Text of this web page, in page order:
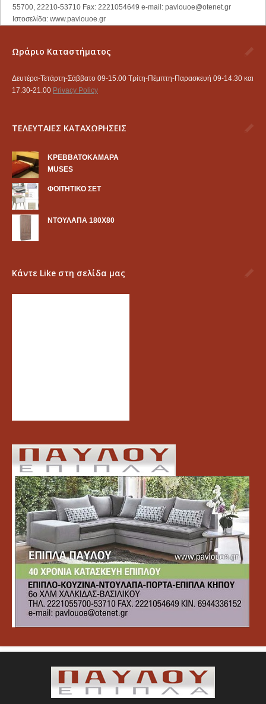
55700, 22210-53710 Fax: 2221054649 e-mail: pavlouoe@otenet.gr
Ιστοσελίδα: www.pavlouoe.gr
Ωράριο Καταστήματος
Δευτέρα-Τετάρτη-Σάββατο 09-15.00 Τρίτη-Πέμπτη-Παρασκευή 09-14.30 και
17.30-21.00 Privacy Policy
ΤΕΛΕΥΤΑΙΕΣ ΚΑΤΑΧΩΡΗΣΕΙΣ
KΡΕΒΒΑΤΟΚΑΜΑΡΑ
MUSES
ΦΟΙΤΗΤΙΚΟ ΣΕΤ
ΝΤΟΥΛΑΠΑ 180Χ80
Κάντε Like στη σελίδα μας